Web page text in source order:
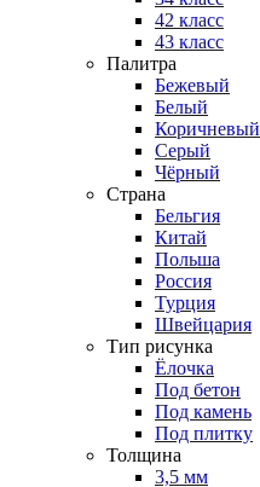
42 класс
43 класс
Палитра
Бежевый
Белый
Коричневый
Серый
Чёрный
Страна
Бельгия
Китай
Польша
Россия
Турция
Швейцария
Тип рисунка
Ёлочка
Под бетон
Под камень
Под плитку
Толщина
3,5 мм